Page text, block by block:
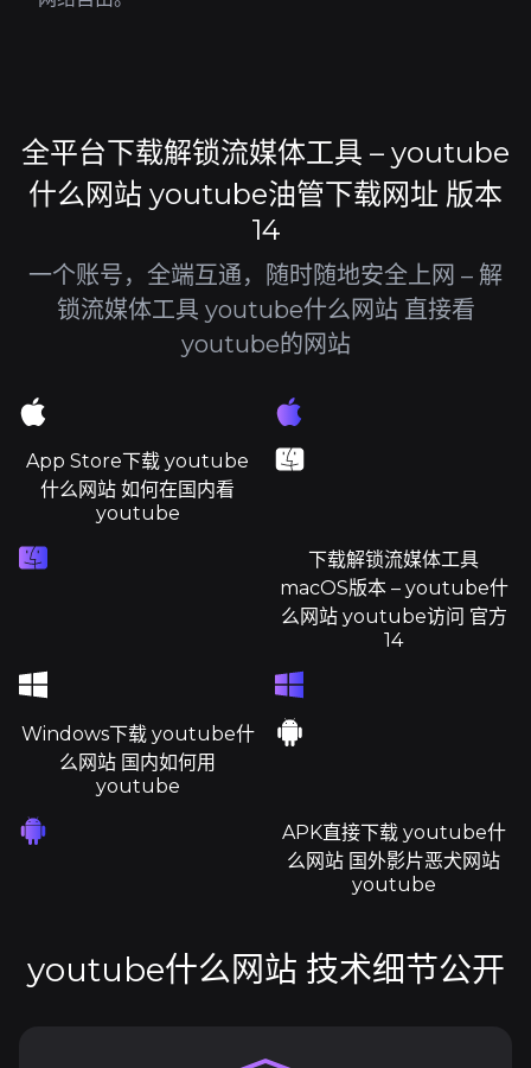
全平台下载解锁流媒体工具 – youtube
什么网站 youtube油管下载网址 版本
14
一个账号，全端互通，随时随地安全上网 – 解
锁流媒体工具 youtube什么网站 直接看
youtube的网站
App Store下载 youtube
什么网站 如何在国内看
youtube
下载解锁流媒体工具
macOS版本 – youtube什
么网站 youtube访问 官方
14
Windows下载 youtube什
么网站 国内如何用
youtube
APK直接下载 youtube什
么网站 国外影片恶犬网站
youtube
youtube什么网站 技术细节公开